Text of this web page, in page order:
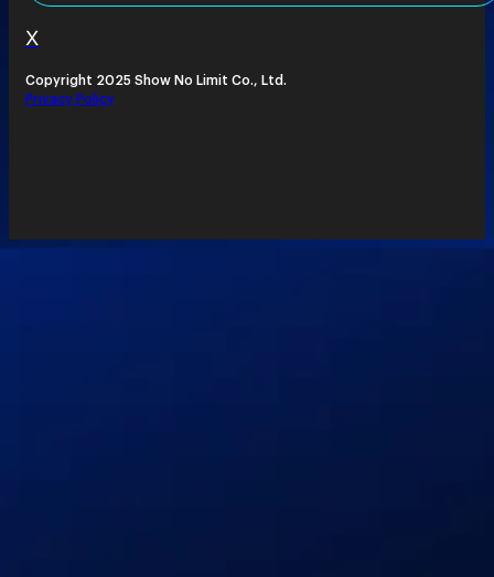
X
Copyright 2025 Show No Limit Co., Ltd.
Privacy Policy